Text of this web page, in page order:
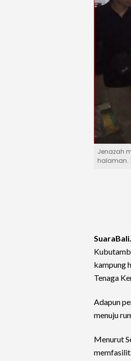
Jenazah
halaman.
kampung
Tenaga
Adapun
menuju
Menurut